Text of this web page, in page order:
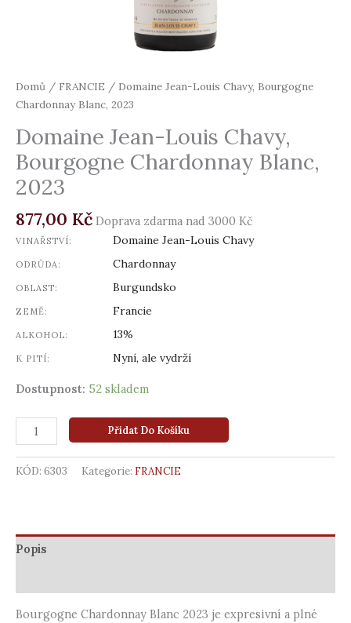
Domů / FRANCIE / Domaine Jean-Louis Chavy, Bourgogne
Chardonnay Blanc, 2023
Domaine Jean-Louis Chavy,
Bourgogne Chardonnay Blanc,
2023
877,00 Kč Doprava zdarma nad 3000 Kč
VINAŘSTVÍ: Domaine Jean-Louis Chavy
ODRŮDA: Chardonnay
OBLAST: Burgundsko
ZEMĚ: Francie
ALKOHOL: 13%
K PITÍ: Nyní, ale vydrží
Dostupnost: 52 skladem
Přidat Do Košíku
KÓD: 6303 Kategorie: FRANCIE
Popis
Bourgogne Chardonnay Blanc 2023 je expresivní a plné